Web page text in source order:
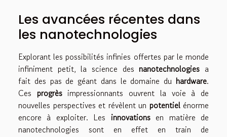
Les avancées récentes dans
les nanotechnologies
Explorant les possibilités infinies offertes par le monde
infiniment petit, la science desnanotechnologies a
fait des pas de géant dans le domaine du hardware.
Ces progrèsimpressionnants ouvrent la voie à de
nouvelles perspectives et révèlent un potentielénorme
encore à exploiter. Les innovationsen matière de
nanotechnologies sont en effet en train de